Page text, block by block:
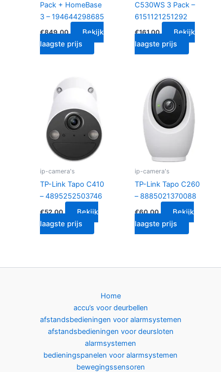
Pack + HomeBase
3 – 194644298685
€849.00
Bekijk
laagste prijs
C530WS 3 Pack –
6151121251292
€161.00
Bekijk
laagste prijs
ip-camera's
TP-Link Tapo C410
– 4895252503746
€52.00
Bekijk
laagste prijs
ip-camera's
TP-Link Tapo C260
– 8885021370088
€60.00
Bekijk
laagste prijs
Home
accu’s voor deurbellen
afstandsbedieningen voor alarmsystemen
afstandsbedieningen voor deursloten
alarmsystemen
bedieningspanelen voor alarmsystemen
bewegingssensoren